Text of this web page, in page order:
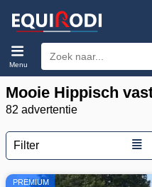
Menu
Mooie Hippisch
82 advertentie
Filter ≣
PREMIUM